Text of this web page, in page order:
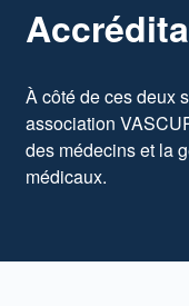
À côté de ces deux
association
des médecins et la
médicaux.